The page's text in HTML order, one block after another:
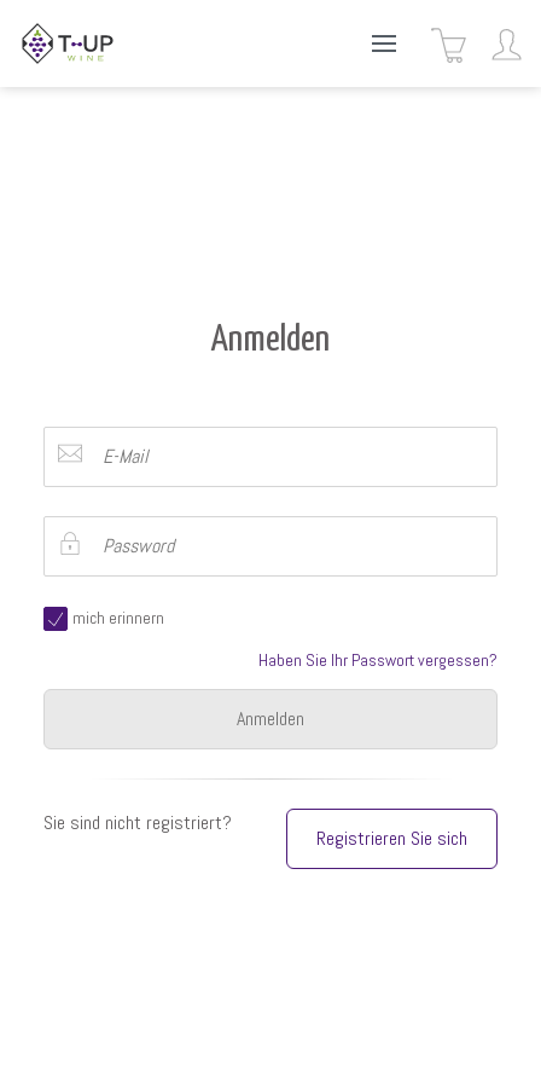
Anmelden
mich erinnern
Haben Sie Ihr Passwort vergessen?
Sie sind nicht registriert?
Registrieren Sie sich